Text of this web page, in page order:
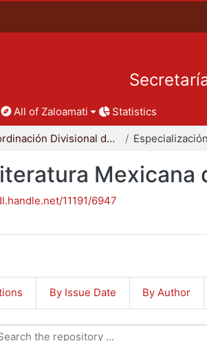
All of Zaloamati Statistics
Coordinación Divisional de Posgrado
Mexicana
11191/6947
By Issue Date By Author